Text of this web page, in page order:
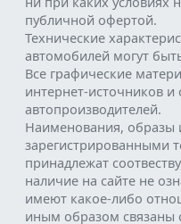
публичной офертой.
Технические
автомобилей могут
Все графические
интернет-источников
автопроизводителей.
Наименования, образы
зарегистрированными
принадлежат
наличие на сайте не
имеют какое-либо
иным образом связаны